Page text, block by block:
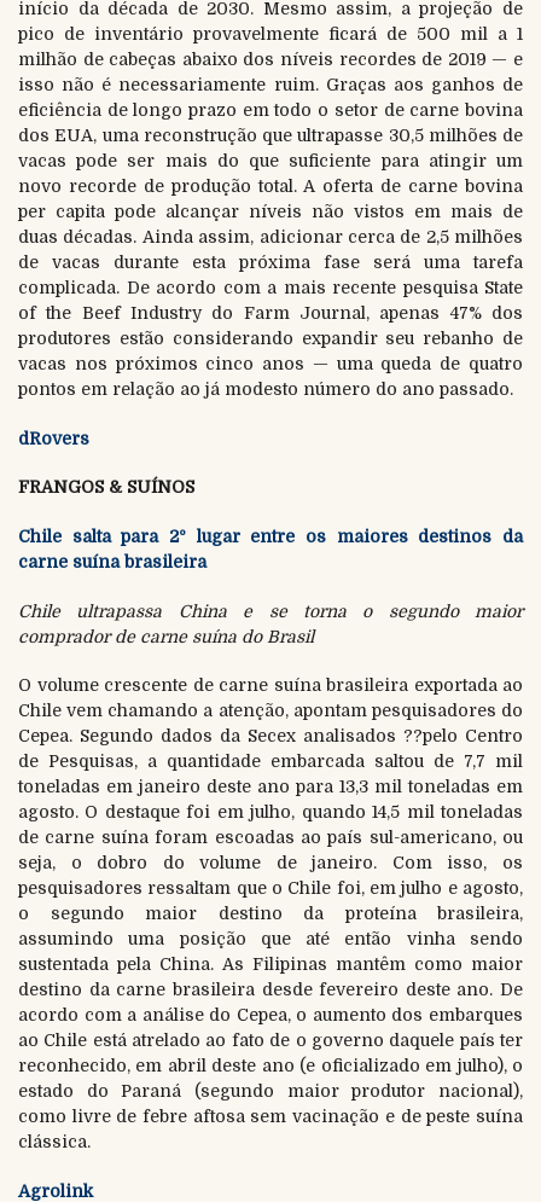
início da década de 2030. Mesmo assim, a projeção de
pico de inventário provavelmente ficará de 500 mil a 1
milhão de cabeças abaixo dos níveis recordes de 2019 — e
isso não é necessariamente ruim. Graças aos ganhos de
eficiência de longo prazo em todo o setor de carne bovina
dos EUA, uma reconstrução que ultrapasse 30,5 milhões de
vacas pode ser mais do que suficiente para atingir um
novo recorde de produção total. A oferta de carne bovina
per capita pode alcançar níveis não vistos em mais de
duas décadas. Ainda assim, adicionar cerca de 2,5 milhões
de vacas durante esta próxima fase será uma tarefa
complicada. De acordo com a mais recente pesquisa State
of the Beef Industry do Farm Journal, apenas 47% dos
produtores estão considerando expandir seu rebanho de
vacas nos próximos cinco anos — uma queda de quatro
pontos em relação ao já modesto número do ano passado.
dRovers
FRANGOS & SUÍNOS
Chile salta para 2º lugar entre os maiores destinos da
carne suína brasileira
Chile ultrapassa China e se torna o segundo maior
comprador de carne suína do Brasil
O volume crescente de carne suína brasileira exportada ao
Chile vem chamando a atenção, apontam pesquisadores do
Cepea. Segundo dados da Secex analisados ??pelo Centro
de Pesquisas, a quantidade embarcada saltou de 7,7 mil
toneladas em janeiro deste ano para 13,3 mil toneladas em
agosto. O destaque foi em julho, quando 14,5 mil toneladas
de carne suína foram escoadas ao país sul-americano, ou
seja, o dobro do volume de janeiro. Com isso, os
pesquisadores ressaltam que o Chile foi, em julho e agosto,
o segundo maior destino da proteína brasileira,
assumindo uma posição que até então vinha sendo
sustentada pela China. As Filipinas mantêm como maior
destino da carne brasileira desde fevereiro deste ano. De
acordo com a análise do Cepea, o aumento dos embarques
ao Chile está atrelado ao fato de o governo daquele país ter
reconhecido, em abril deste ano (e oficializado em julho), o
estado do Paraná (segundo maior produtor nacional),
como livre de febre aftosa sem vacinação e de peste suína
clássica.
Agrolink